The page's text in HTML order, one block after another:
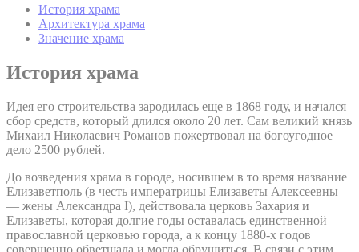
История храма
Архитектура храма
Значение храма
История храма
Идея его строительства зародилась еще в 1868 году, и начался
сбор средств, который длился около 20 лет. Сам великий князь
Михаил Николаевич Романов пожертвовал на богоугодное
дело 2500 рублей.
До возведения храма в городе, носившем в то время название
Елизаветполь (в честь императрицы Елизаветы Алексеевны
— жены Александра I), действовала церковь Захария и
Елизаветы, которая долгие годы оставалась единственной
православной церковью города, а к концу 1880-х годов